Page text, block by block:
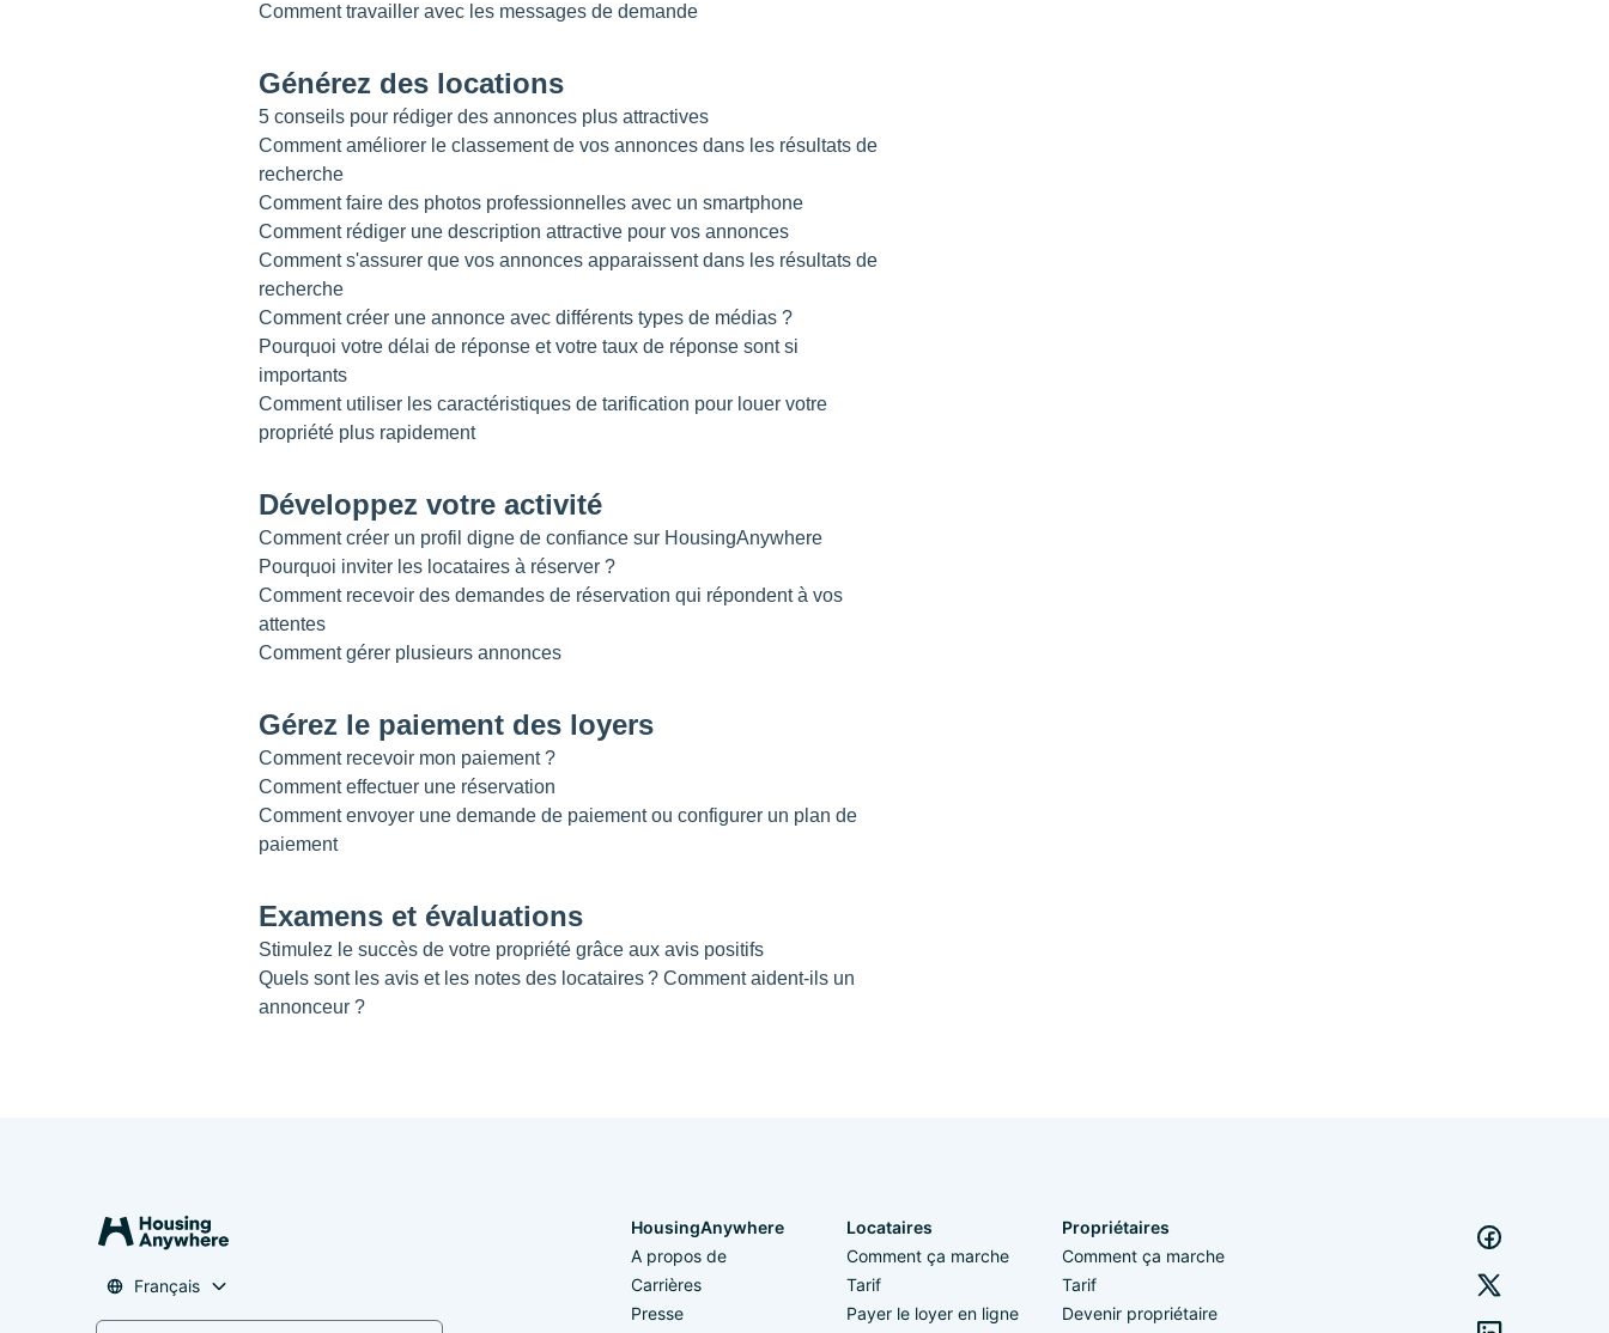
Comment travailler avec les messages de demande
Générez des locations
5 conseils pour rédiger des annonces plus attractives
Comment améliorer le classement de vos annonces dans les résultats de
recherche
Comment faire des photos professionnelles avec un smartphone
Comment rédiger une description attractive pour vos annonces
Comment s'assurer que vos annonces apparaissent dans les résultats de
recherche
Comment créer une annonce avec différents types de médias ?
Pourquoi votre délai de réponse et votre taux de réponse sont si
importants
Comment utiliser les caractéristiques de tarification pour louer votre
propriété plus rapidement
Développez votre activité
Comment créer un profil digne de confiance sur HousingAnywhere
Pourquoi inviter les locataires à réserver ?
Comment recevoir des demandes de réservation qui répondent à vos
attentes
Comment gérer plusieurs annonces
Gérez le paiement des loyers
Comment recevoir mon paiement ?
Comment effectuer une réservation
Comment envoyer une demande de paiement ou configurer un plan de
paiement
Examens et évaluations
Stimulez le succès de votre propriété grâce aux avis positifs
Quels sont les avis et les notes des locataires ? Comment aident-ils un
annonceur ?
Français
HousingAnywhere
A propos de
Carrières
Presse
Locataires
Comment ça marche
Tarif
Payer le loyer en ligne
Propriétaires
Comment ça marche
Tarif
Devenir propriétaire